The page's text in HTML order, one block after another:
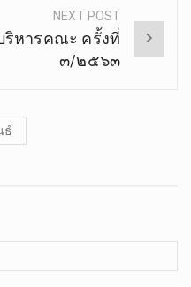
NEXT POST
หารคณะ​ ครั้ง​ที่​
๓/๒๕๖๓
ธ์